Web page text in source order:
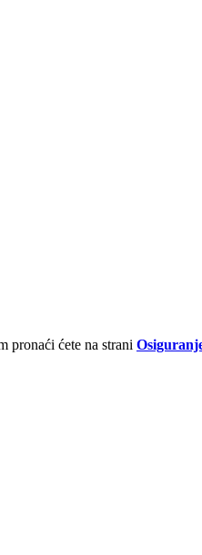
pronaći ćete na strani